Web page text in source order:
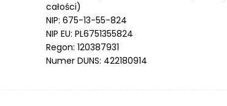
całości)
NIP: 675-13-55-824
NIP EU: PL6751355824
Regon: 120387931
Numer DUNS: 422180914